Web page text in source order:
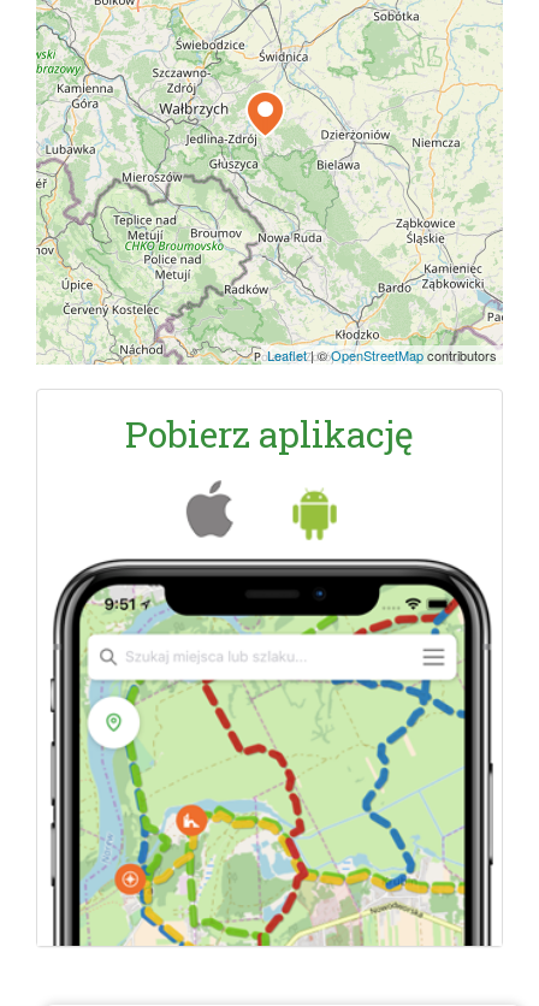
Leaflet|©OpenStreetMapcontributors
Pobierz aplikację